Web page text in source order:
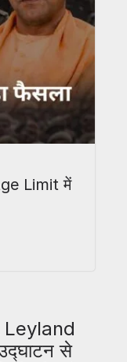
Limit में
से